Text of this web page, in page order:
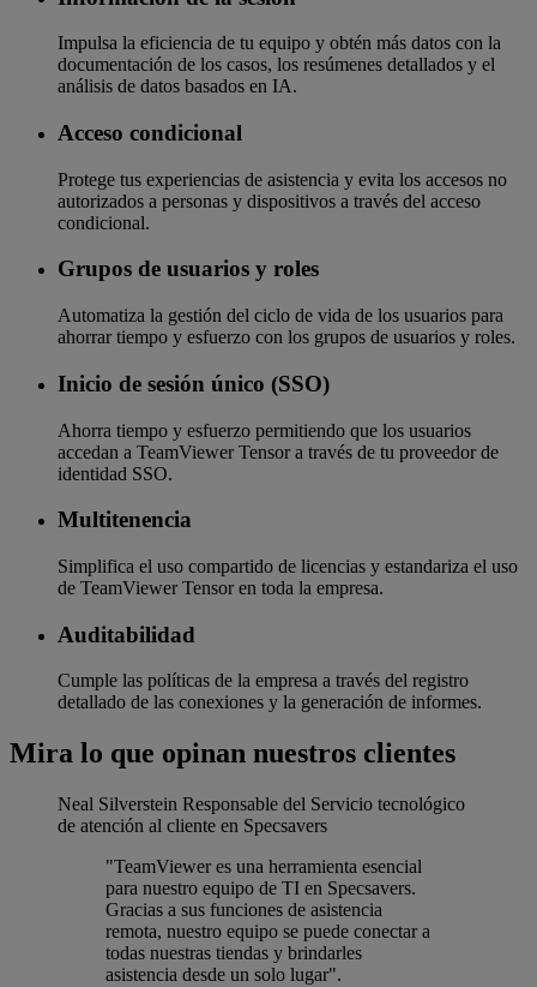
Impulsa la eficiencia de tu equipo y obtén más datos con la
documentación de los casos, los resúmenes detallados y el
análisis de datos basados en IA.
Acceso condicional
Protege tus experiencias de asistencia y evita los accesos no
autorizados a personas y dispositivos a través del acceso
condicional.
Grupos de usuarios y roles
Automatiza la gestión del ciclo de vida de los usuarios para
ahorrar tiempo y esfuerzo con los grupos de usuarios y roles.
Inicio de sesión único (SSO)
Ahorra tiempo y esfuerzo permitiendo que los usuarios
accedan a TeamViewer Tensor a través de tu proveedor de
identidad SSO.
Multitenencia
Simplifica el uso compartido de licencias y estandariza el uso
de TeamViewer Tensor en toda la empresa.
Auditabilidad
Cumple las políticas de la empresa a través del registro
detallado de las conexiones y la generación de informes.
Mira lo que opinan nuestros clientes
Neal Silverstein Responsable del Servicio tecnológico
de atención al cliente en Specsavers
"TeamViewer es una herramienta esencial
para nuestro equipo de TI en Specsavers.
Gracias a sus funciones de asistencia
remota, nuestro equipo se puede conectar a
todas nuestras tiendas y brindarles
asistencia desde un solo lugar".